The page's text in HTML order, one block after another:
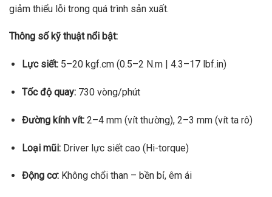
giảm thiểu lỗi trong quá trình sản xuất.
Thông số kỹ thuật nổi bật:
Lực siết:5–20 kgf.cm (0.5–2 N.m | 4.3–17 lbf.in)
Tốc độ quay:730 vòng/phút
Đường kính vít:2–4 mm (vít thường), 2–3 mm (vít ta rô)
Loại mũi:Driver lực siết cao (Hi-torque)
Động cơ:Không chổi than – bền bỉ, êm ái